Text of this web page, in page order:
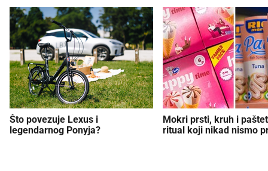
Što povezuje Lexus i
legendarnog Ponyja?
Mokri prsti, kruh i
ritual koji nikad nismo